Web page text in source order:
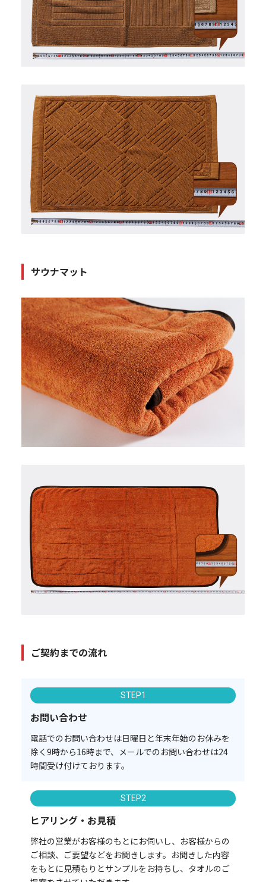
サウナマット
ご契約までの流れ
STEP1
お問い合わせ
電話でのお問い合わせは日曜日と年末年始のお休みを
除く9時から16時まで、メールでのお問い合わせは24
時間受け付けております。
STEP2
ヒアリング・お見積
弊社の営業がお客様のもとにお伺いし、お客様からの
ご相談、ご要望などをお聞きします。お聞きした内容
をもとに見積もりとサンプルをお持ちし、タオルのご